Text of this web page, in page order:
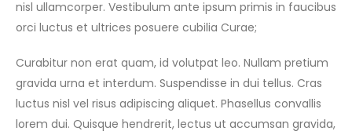
nisl ullamcorper. Vestibulum ante ipsum primis in faucibus
orci luctus et ultrices posuere cubilia Curae;
Curabitur non erat quam, id volutpat leo. Nullam pretium
gravida urna et interdum. Suspendisse in dui tellus. Cras
luctus nisl vel risus adipiscing aliquet. Phasellus convallis
lorem dui. Quisque hendrerit, lectus ut accumsan gravida,